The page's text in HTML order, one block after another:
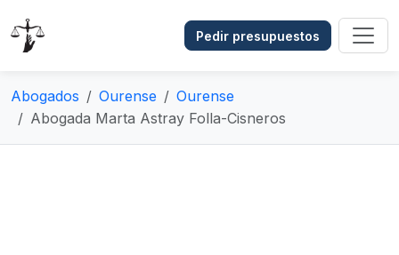
Pedir presupuestos
Abogados Ourense
Ourense
Abogada Marta Astray Folla-Cisneros